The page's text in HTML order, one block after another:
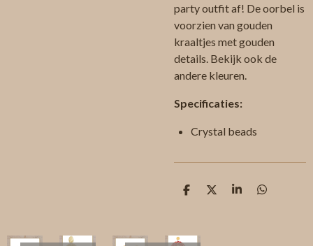
party outfit af! De oorbel is
voorzien van gouden
kraaltjes met gouden
details. Bekijk ook de
andere kleuren.
Specificaties:
Crystal beads
D
n
D
S
D